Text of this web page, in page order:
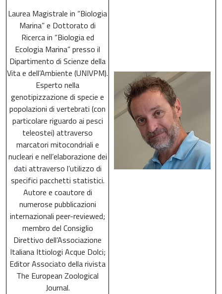
Laurea Magistrale in “Biologia
Marina” e Dottorato di
Ricerca in “Biologia ed
Ecologia Marina” presso il
Dipartimento di Scienze della
Vita e dell’Ambiente (UNIVPM).
Esperto nella
genotipizzazione di specie e
popolazioni di vertebrati (con
particolare riguardo ai pesci
teleostei) attraverso
marcatori mitocondriali e
nucleari e nell’elaborazione dei
dati attraverso l’utilizzo di
specifici pacchetti statistici.
Autore e coautore di
numerose pubblicazioni
internazionali peer-reviewed;
membro del Consiglio
Direttivo dell’Associazione
Italiana Ittiologi Acque Dolci;
Editor Associato della rivista
The European Zoological
Journal.